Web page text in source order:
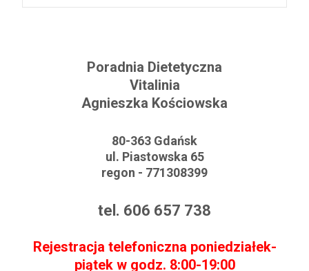
Poradnia Dietetyczna
Vitalinia
Agnieszka Kościowska
80-363 Gdańsk
ul. Piastowska 65
regon - 771308399
tel. 606 657 738
Rejestracja telefoniczna poniedziałek-
piątek w godz. 8:00-19:00